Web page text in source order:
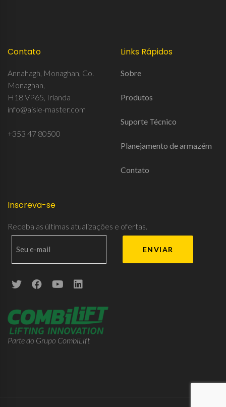
Contato
Annahagh, Monaghan, Co.
Monaghan,
H18 VP65, Irlanda
info@aisle-master.com
+353 47 80500
Links Rápidos
Sobre
Produtos
Suporte Técnico
Planejamento de armazém
Contato
Inscreva-se
Receba as últimas atualizações e ofertas.
Parte do Grupo CombiLift